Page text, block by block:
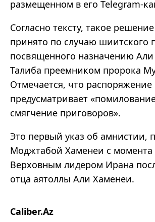
размещенном в его Telegram-
Согласно тексту, такое
принято по случаю шиитского
посвященного назначению
Талиба преемником пророка
Отмечается, что распоряжение
предусматривает
смягчение приговоров».
Это первый указ об амнистии,
Моджтабой Хаменеи с момента
Верховным лидером Ирана
отца аятоллы Али Хаменеи.
Caliber.Az